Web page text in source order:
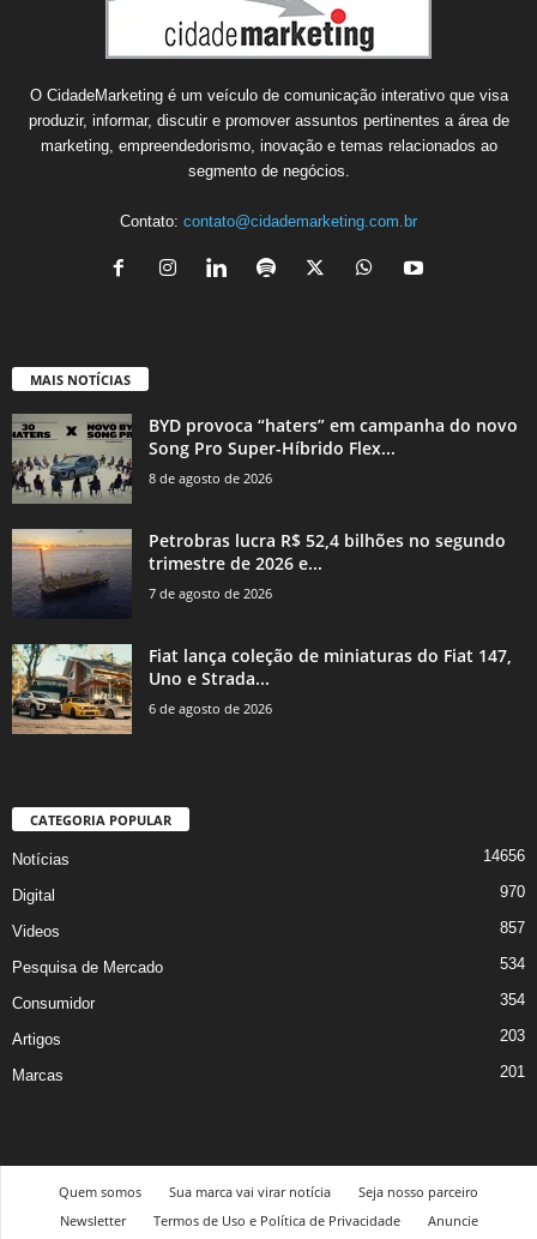
O CidadeMarketing é um veículo de comunicação interativo que visa
produzir, informar, discutir e promover assuntos pertinentes a área de
marketing, empreendedorismo, inovação e temas relacionados ao
segmento de negócios.
Contato: contato@cidademarketing.com.br
MAIS NOTÍCIAS
BYD provoca “haters” em campanha do novo
Song Pro Super-Híbrido Flex...
8 de agosto de 2026
Petrobras lucra R$ 52,4 bilhões no segundo
trimestre de 2026 e...
7 de agosto de 2026
Fiat lança coleção de miniaturas do Fiat 147,
Uno e Strada...
6 de agosto de 2026
CATEGORIA POPULAR
Notícias 14656
Digital 970
Videos 857
Pesquisa de Mercado 534
Consumidor 354
Artigos 203
Marcas 201
Quem somos Sua marca vai virar notícia
Seja nosso parceiro
Newsletter
Termos de Uso e Política de Privacidade Anuncie